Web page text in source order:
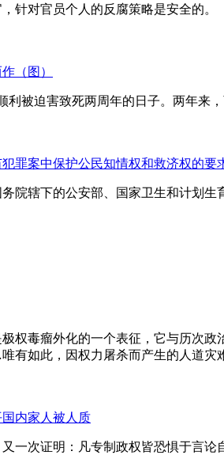
针对官员个人的反腐策略是安全的。
（图）
利被迫害致死两周年的日子。两年来
罪案中保护公民知情权和救济权的要
院辖下的公安部、国家卫生和计划
权毒瘤外化的一个表征，它与历次
如此，因权力屠杀而产生的人道灾
内家人被人质
一次证明：凡专制政权皆恐惧于言